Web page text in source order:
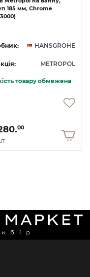
185 мм, Chrome
HANSGROHE
METROPOL
товару обмежена
00